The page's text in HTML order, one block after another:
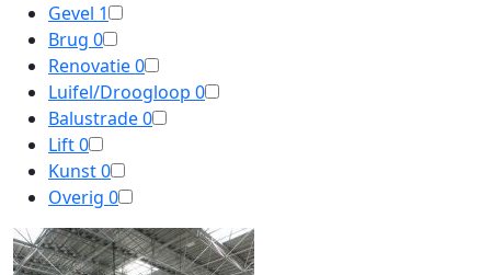
Gevel 1
Brug 0
Renovatie0
Luifel/Droogloop 0
Balustrade0
Lift0
Kunst0
Overig 0